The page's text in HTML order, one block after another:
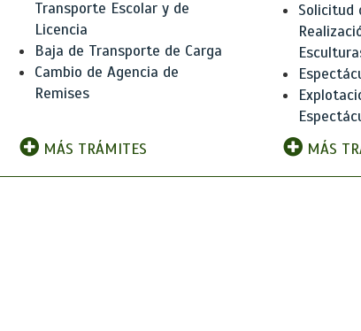
Transporte Escolar y de
Licencia
Baja de Transporte de Carga
Cambio de Agencia de
Remises
MÁS TRÁMITES
Solicitud
MÁS